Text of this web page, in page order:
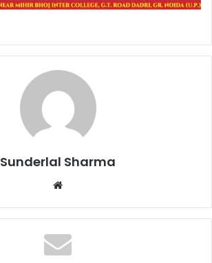
Sunderlal Sharma
Website